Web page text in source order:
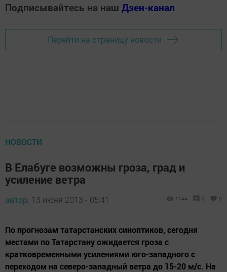
Подписывайтесь на наш Дзен-канал
Перейти на страницу новости
НОВОСТИ
В Елабуге возможны гроза, град и
усиление ветра
автор, 13 июня 2013 - 05:41 1144 0 0
По прогнозам татарстанских синоптиков, сегодня
местами по Татарстану ожидается гроза с
кратковременными усилениями юго-западного с
переходом на северо-западный ветра до 15-20 м/с. На